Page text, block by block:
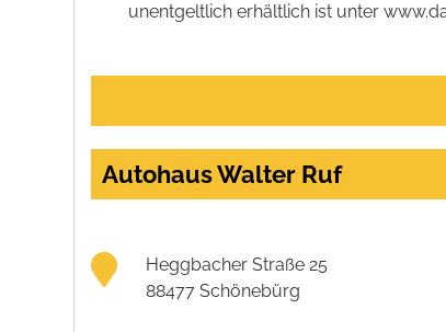
unentgeltlich erhältlich ist unter
Autohaus Walter Ruf
Heggbacher Straße 25
88477 Schönebürg